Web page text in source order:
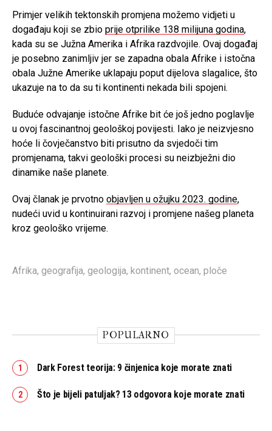
Primjer velikih tektonskih promjena možemo vidjeti u
događaju koji se zbio prije otprilike 138 milijuna godina,
kada su se Južna Amerika i Afrika razdvojile. Ovaj događaj
je posebno zanimljiv jer se zapadna obala Afrike i istočna
obala Južne Amerike uklapaju poput dijelova slagalice, što
ukazuje na to da su ti kontinenti nekada bili spojeni.
Buduće odvajanje istočne Afrike bit će još jedno poglavlje
u ovoj fascinantnoj geološkoj povijesti. Iako je neizvjesno
hoće li čovječanstvo biti prisutno da svjedoči tim
promjenama, takvi geološki procesi su neizbježni dio
dinamike naše planete.
Ovaj članak je prvotno objavljen u ožujku 2023. godine,
nudeći uvid u kontinuirani razvoj i promjene našeg planeta
kroz geološko vrijeme.
Afrika, geografija, geologija, kontinent, ocean, ploče
POPULARNO
Dark Forest teorija: 9 činjenica koje morate znati
Što je bijeli patuljak? 13 odgovora koje morate znati